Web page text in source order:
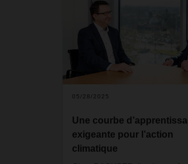
05/28/2025
Une courbe
exigeante pour l’action
climatique